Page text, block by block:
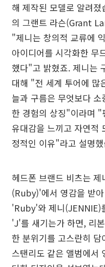
해 제작된 모델로 알려
의 그랜트 라슨(Grant
"제니는 창의적 교류에
아이디어를 시각화한 무
했다"고 밝혔죠. 제니는
대해 "전 세계 투어에 많
늘과 구름은 무엇보다
한 경험의 상징"이라며 "
유대감을 느끼고 자연적
정적인 이유"라고 설명
헤드폰 브랜드 비츠는
(Ruby)'에서 영감을 받
'Ruby'와 제니(JENNIE)
'J'를 새기는가 하면, 리
한 분위기를 고스란히
스탠리도 같은 앨범에서